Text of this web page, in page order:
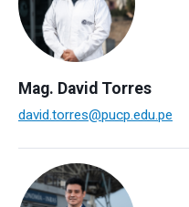
Mag. David Torres
david.torres@pucp.edu.pe